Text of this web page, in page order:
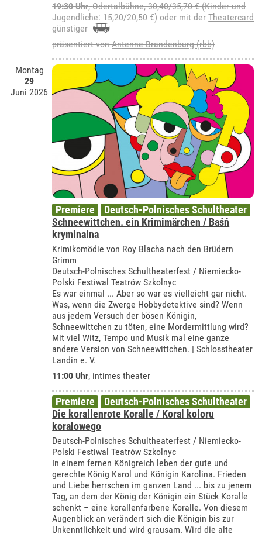
19:30 Uhr,Odertalbühne, 30,40/35,70 € (Kinder und
Jugendliche: 15,20/20,50 €) oder mit derTheatercard
günstiger
präsentiert vonAntenne Brandenburg (rbb)
Montag
29
Juni 2026
Premiere
Deutsch-Polnisches Schultheater
Schneewittchen. ein Krimimärchen / Baśń
kryminalna
Krimikomödie von Roy Blacha nach den Brüdern
Grimm
Deutsch-Polnisches Schultheaterfest / Niemiecko-
Polski Festiwal Teatrów Szkolnyc
Es war einmal ... Aber so war es vielleicht gar nicht.
Was, wenn die Zwerge Hobbydetektive sind? Wenn
aus jedem Versuch der bösen Königin,
Schneewittchen zu töten, eine Mordermittlung wird?
Mit viel Witz, Tempo und Musik mal eine ganze
andere Version von Schneewittchen. | Schlosstheater
Landin e. V.
11:00 Uhr, intimes theater
Premiere
Deutsch-Polnisches Schultheater
Die korallenrote Koralle / Koral koloru
koralowego
Deutsch-Polnisches Schultheaterfest / Niemiecko-
Polski Festiwal Teatrów Szkolnyc
In einem fernen Königreich leben der gute und
gerechte König Karol und Königin Karolina. Frieden
und Liebe herrschen im ganzen Land ... bis zu jenem
Tag, an dem der König der Königin ein Stück Koralle
schenkt – eine korallenfarbene Koralle. Von diesem
Augenblick an verändert sich die Königin bis zur
Unkenntlichkeit und wird grausam. Wird die alte